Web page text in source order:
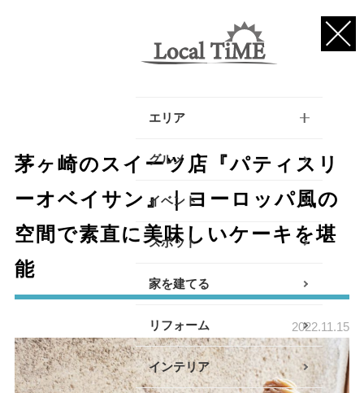
エリア
逗子・葉山・三浦エリア
鎌倉・大船エリア
藤沢・辻堂・江ノ島エリ
ア
茅ヶ崎・寒川エリア
平塚エリア
大磯・二宮エリア
グルメ
イベント
スポット
家を建てる
リフォーム
インテリア
茅ヶ崎のスイーツ店『パティスリ
ーオベイサン』｜ヨーロッパ風の
空間で素直に美味しいケーキを堪
能
2022.11.15